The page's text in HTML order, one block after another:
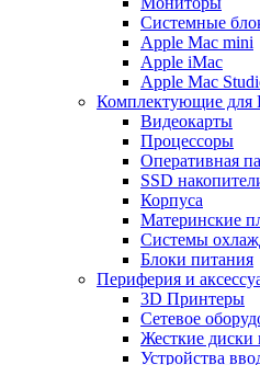
Системные
Apple Mac mini
Apple iMac
Apple Mac
Комплектующие
Видеокарты
Процессоры
Оперативная
SSD
Корпуса
Материнские
Системы
Блоки питания
Периферия и
3D Принтеры
Сетевое
Жесткие диски
Устройства